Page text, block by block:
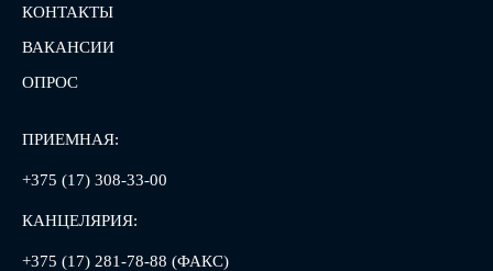
КОНТАКТЫ
ВАКАНСИИ
ОПРОС
ПРИЕМНАЯ:
+375 (17) 308-33-00
КАНЦЕЛЯРИЯ:
+375 (17) 281-78-88 (ФАКС)